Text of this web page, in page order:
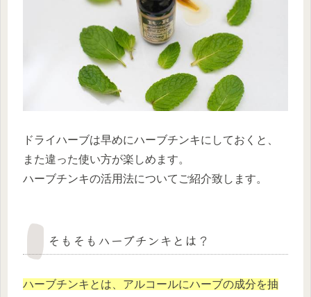
ドライハーブは早めにハーブチンキにしておくと、
また違った使い方が楽しめます。
ハーブチンキの活用法についてご紹介致します。
そもそもハーブチンキとは？
ハーブチンキとは、アルコールにハーブの成分を抽